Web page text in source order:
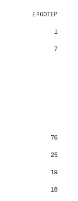
ERGOTEP
1
7
76
25
19
18